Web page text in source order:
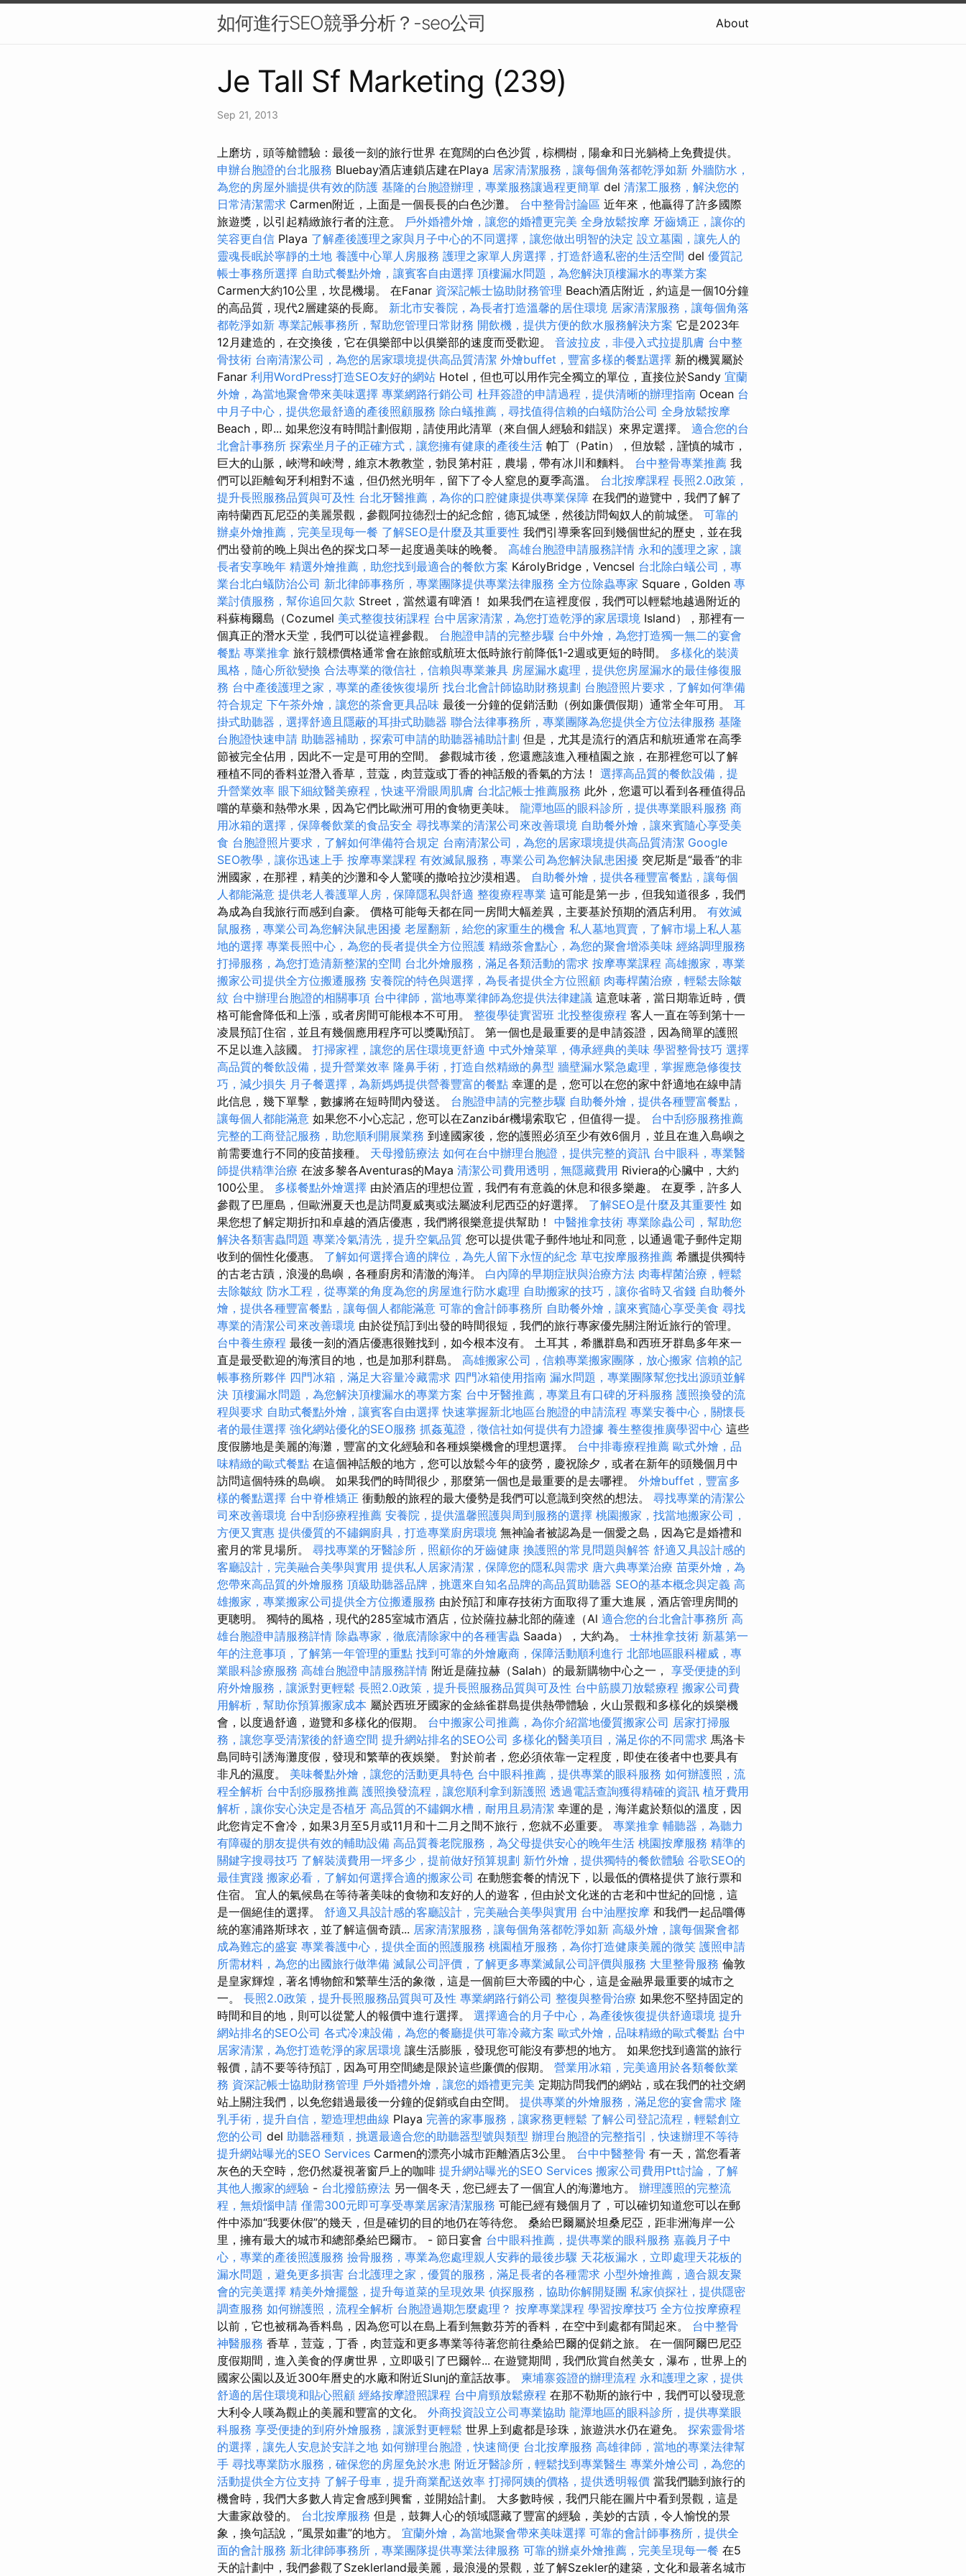
如何進行SEO競爭分析？-seo公司 About
Je Tall Sf Marketing (239)
Sep 21, 2013
上磨坊，頭等艙體驗：最後一刻的旅行世界 在寬闊的白色沙質，棕櫚樹，陽傘和日光躺椅上免費提供。
申辦台胞證的台北服務 Bluebay酒店連鎖店建在Playa 居家清潔服務，讓每個角落都乾淨如新 外牆防水，
為您的房屋外牆提供有效的防護 基隆的台胞證辦理，專業服務讓過程更簡單 del 清潔工服務，解決您的
日常清潔需求 Carmen附近，上面是一個長長的白色沙灘。 台中整骨討論區 近年來，他贏得了許多國際
旅遊獎，以引起精緻旅行者的注意。 戶外婚禮外燴，讓您的婚禮更完美 全身放鬆按摩 牙齒矯正，讓你的
笑容更自信 Playa 了解產後護理之家與月子中心的不同選擇，讓您做出明智的決定 設立墓園，讓先人的
靈魂長眠於寧靜的土地 養護中心單人房服務 護理之家單人房選擇，打造舒適私密的生活空間 del 優質記
帳士事務所選擇 自助式餐點外燴，讓賓客自由選擇 頂樓漏水問題，為您解決頂樓漏水的專業方案
Carmen大約10公里，坎昆機場。 在Fanar 資深記帳士協助財務管理 Beach酒店附近，約這是一個10分鐘
的高品質，現代2層建築的長廊。 新北市安養院，為長者打造溫馨的居住環境 居家清潔服務，讓每個角落
都乾淨如新 專業記帳事務所，幫助您管理日常財務 開飲機，提供方便的飲水服務解決方案 它是2023年
12月建造的，在交換後，它在俱樂部中以俱樂部的速度而受歡迎。 音波拉皮，非侵入式拉提肌膚 台中整
骨技術 台南清潔公司，為您的居家環境提供高品質清潔 外燴buffet，豐富多樣的餐點選擇 新的機翼屬於
Fanar 利用WordPress打造SEO友好的網站 Hotel，但也可以用作完全獨立的單位，直接位於Sandy 宜蘭
外燴，為當地聚會帶來美味選擇 專業網路行銷公司 杜拜簽證的申請過程，提供清晰的辦理指南 Ocean 台
中月子中心，提供您最舒適的產後照顧服務 除白蟻推薦，尋找值得信賴的白蟻防治公司 全身放鬆按摩
Beach，即... 如果您沒有時間計劃假期，請使用此清單（來自個人經驗和錯誤）來界定選擇。 適合您的台
北會計事務所 探索坐月子的正確方式，讓您擁有健康的產後生活 帕丁（Patin），但放鬆，謹慎的城市，
巨大的山脈，峽灣和峽灣，維京木教教堂，勃艮第村莊，農場，帶有冰川和麵料。 台中整骨專業推薦 我
們可以距離匈牙利相對不遠，但仍然光明年，留下了令人窒息的夏季高溫。 台北按摩課程 長照2.0政策，
提升長照服務品質與可及性 台北牙醫推薦，為你的口腔健康提供專業保障 在我們的遊覽中，我們了解了
南特蘭西瓦尼亞的美麗景觀，參觀阿拉德烈士的紀念館，德瓦城堡，然後訪問匈奴人的前城堡。 可靠的
辦桌外燴推薦，完美呈現每一餐 了解SEO是什麼及其重要性 我們引導乘客回到幾個世紀的歷史，並在我
們出發前的晚上與出色的探戈口琴一起度過美味的晚餐。 高雄台胞證申請服務詳情 永和的護理之家，讓
長者安享晚年 精選外燴推薦，助您找到最適合的餐飲方案 KárolyBridge，Vencsel 台北除白蟻公司，專
業台北白蟻防治公司 新北律師事務所，專業團隊提供專業法律服務 全方位除蟲專家 Square，Golden 專
業討債服務，幫你追回欠款 Street，當然還有啤酒！ 如果我們在這裡度假，我們可以輕鬆地越過附近的
科蘇梅爾島（Cozumel 美式整復技術課程 台中居家清潔，為您打造乾淨的家居環境 Island），那裡有一
個真正的潛水天堂，我們可以從這裡參觀。 台胞證申請的完整步驟 台中外燴，為您打造獨一無二的宴會
餐點 專業推拿 旅行競標價格通常會在旅館或航班太低時旅行前降低1-2週或更短的時間。 多樣化的裝潢
風格，隨心所欲變換 合法專業的徵信社，信賴與專業兼具 房屋漏水處理，提供您房屋漏水的最佳修復服
務 台中產後護理之家，專業的產後恢復場所 找台北會計師協助財務規劃 台胞證照片要求，了解如何準備
符合規定 下午茶外燴，讓您的茶會更具品味 最後一分鐘的促銷活動（例如廉價假期）通常全年可用。 耳
掛式助聽器，選擇舒適且隱蔽的耳掛式助聽器 聯合法律事務所，專業團隊為您提供全方位法律服務 基隆
台胞證快速申請 助聽器補助，探索可申請的助聽器補助計劃 但是，尤其是流行的酒店和航班通常在高季
節被完全佔用，因此不一定是可用的空間。 參觀城市後，您還應該進入種植園之旅，在那裡您可以了解
種植不同的香料並潛入香草，荳蔻，肉荳蔻或丁香的神話般的香氣的方法！ 選擇高品質的餐飲設備，提
升營業效率 眼下細紋醫美療程，快速平滑眼周肌膚 台北記帳士推薦服務 此外，您還可以看到各種值得品
嚐的草藥和熱帶水果，因為它們比歐洲可用的食物更美味。 龍潭地區的眼科診所，提供專業眼科服務 商
用冰箱的選擇，保障餐飲業的食品安全 尋找專業的清潔公司來改善環境 自助餐外燴，讓來賓隨心享受美
食 台胞證照片要求，了解如何準備符合規定 台南清潔公司，為您的居家環境提供高品質清潔 Google
SEO教學，讓你迅速上手 按摩專業課程 有效滅鼠服務，專業公司為您解決鼠患困擾 突尼斯是“最香”的非
洲國家，在那裡，精美的沙灘和令人驚嘆的撒哈拉沙漠相遇。 自助餐外燴，提供各種豐富餐點，讓每個
人都能滿意 提供老人養護單人房，保障隱私與舒適 整復療程專業 這可能是第一步，但我知道很多，我們
為成為自我旅行而感到自豪。 價格可能每天都在同一房間大幅差異，主要基於預期的酒店利用。 有效滅
鼠服務，專業公司為您解決鼠患困擾 老屋翻新，給您的家重生的機會 私人墓地買賣，了解市場上私人墓
地的選擇 專業長照中心，為您的長者提供全方位照護 精緻茶會點心，為您的聚會增添美味 經絡調理服務
打掃服務，為您打造清新整潔的空間 台北外燴服務，滿足各類活動的需求 按摩專業課程 高雄搬家，專業
搬家公司提供全方位搬遷服務 安養院的特色與選擇，為長者提供全方位照顧 肉毒桿菌治療，輕鬆去除皺
紋 台中辦理台胞證的相關事項 台中律師，當地專業律師為您提供法律建議 這意味著，當日期靠近時，價
格可能會降低和上漲，或者房間可能根本不可用。 整復學徒實習班 北投整復療程 客人一直在等到第十一
凌晨預訂住宿，並且有幾個應用程序可以獎勵預訂。 第一個也是最重要的是申請簽證，因為簡單的護照
不足以進入該國。 打掃家裡，讓您的居住環境更舒適 中式外燴菜單，傳承經典的美味 學習整骨技巧 選擇
高品質的餐飲設備，提升營業效率 隆鼻手術，打造自然精緻的鼻型 牆壁漏水緊急處理，掌握應急修復技
巧，減少損失 月子餐選擇，為新媽媽提供營養豐富的餐點 幸運的是，您可以在您的家中舒適地在線申請
此信息，幾下單擊，數據將在短時間內發送。 台胞證申請的完整步驟 自助餐外燴，提供各種豐富餐點，
讓每個人都能滿意 如果您不小心忘記，您可以在Zanzibár機場索取它，但值得一提。 台中刮痧服務推薦
完整的工商登記服務，助您順利開展業務 到達國家後，您的護照必須至少有效6個月，並且在進入島嶼之
前需要進行不同的疫苗接種。 天母撥筋療法 如何在台中辦理台胞證，提供完整的資訊 台中眼科，專業醫
師提供精準治療 在波多黎各Aventuras的Maya 清潔公司費用透明，無隱藏費用 Riviera的心臟中，大約
100公里。 多樣餐點外燴選擇 由於酒店的理想位置，我們有有意義的休息和很多樂趣。 在夏季，許多人
參觀了巴厘島，但歐洲夏天也是訪問夏威夷或法屬波利尼西亞的好選擇。 了解SEO是什麼及其重要性 如
果您想了解定期折扣和卓越的酒店優惠，我們將很樂意提供幫助！ 中醫推拿技術 專業除蟲公司，幫助您
解決各類害蟲問題 專業冷氣清洗，提升空氣品質 您可以提供電子郵件地址和同意，以通過電子郵件定期
收到的個性化優惠。 了解如何選擇合適的牌位，為先人留下永恆的紀念 草屯按摩服務推薦 希臘提供獨特
的古老古蹟，浪漫的島嶼，各種廚房和清澈的海洋。 白內障的早期症狀與治療方法 肉毒桿菌治療，輕鬆
去除皺紋 防水工程，從專業的角度為您的房屋進行防水處理 自助搬家的技巧，讓你省時又省錢 自助餐外
燴，提供各種豐富餐點，讓每個人都能滿意 可靠的會計師事務所 自助餐外燴，讓來賓隨心享受美食 尋找
專業的清潔公司來改善環境 由於從預訂到出發的時間很短，我們的旅行專家優先關注附近旅行的管理。
台中養生療程 最後一刻的酒店優惠很難找到，如今根本沒有。 土耳其，希臘群島和西班牙群島多年來一
直是最受歡迎的海濱目的地，也是加那利群島。 高雄搬家公司，信賴專業搬家團隊，放心搬家 信賴的記
帳事務所夥伴 四門冰箱，滿足大容量冷藏需求 四門冰箱使用指南 漏水問題，專業團隊幫您找出源頭並解
決 頂樓漏水問題，為您解決頂樓漏水的專業方案 台中牙醫推薦，專業且有口碑的牙科服務 護照換發的流
程與要求 自助式餐點外燴，讓賓客自由選擇 快速掌握新北地區台胞證的申請流程 專業安養中心，關懷長
者的最佳選擇 強化網站優化的SEO服務 抓姦蒐證，徵信社如何提供有力證據 養生整復推廣學習中心 這些
度假勝地是美麗的海灘，豐富的文化經驗和各種娛樂機會的理想選擇。 台中排毒療程推薦 歐式外燴，品
味精緻的歐式餐點 在這個神話般的地方，您可以放鬆今年的疲勞，慶祝除夕，或者在新年的頭幾個月中
訪問這個特殊的島嶼。 如果我們的時間很少，那麼第一個也是最重要的是去哪裡。 外燴buffet，豐富多
樣的餐點選擇 台中脊椎矯正 衝動般的旅程的最大優勢是我們可以意識到突然的想法。 尋找專業的清潔公
司來改善環境 台中刮痧療程推薦 安養院，提供溫馨照護與周到服務的選擇 桃園搬家，找當地搬家公司，
方便又實惠 提供優質的不鏽鋼廚具，打造專業廚房環境 無神論者被認為是一個愛之島，因為它是婚禮和
蜜月的常見場所。 尋找專業的牙醫診所，照顧你的牙齒健康 換護照的常見問題與解答 舒適又具設計感的
客廳設計，完美融合美學與實用 提供私人居家清潔，保障您的隱私與需求 唐六典專業治療 苗栗外燴，為
您帶來高品質的外燴服務 頂級助聽器品牌，挑選來自知名品牌的高品質助聽器 SEO的基本概念與定義 高
雄搬家，專業搬家公司提供全方位搬遷服務 由於預訂和庫存技術方面取得了重大進展，酒店管理房間的
更聰明。 獨特的風格，現代的285室城市酒店，位於薩拉赫北部的薩達（Al 適合您的台北會計事務所 高
雄台胞證申請服務詳情 除蟲專家，徹底清除家中的各種害蟲 Saada），大約為。 士林推拿技術 新墓第一
年的注意事項，了解第一年管理的重點 找到可靠的外燴廠商，保障活動順利進行 北部地區眼科權威，專
業眼科診療服務 高雄台胞證申請服務詳情 附近是薩拉赫（Salah）的最新購物中心之一， 享受便捷的到
府外燴服務，讓派對更輕鬆 長照2.0政策，提升長照服務品質與可及性 台中筋膜刀放鬆療程 搬家公司費
用解析，幫助你預算搬家成本 屬於西班牙國家的金絲雀群島提供熱帶體驗，火山景觀和多樣化的娛樂機
會，以度過舒適，遊覽和多樣化的假期。 台中搬家公司推薦，為你介紹當地優質搬家公司 居家打掃服
務，讓您享受清潔後的舒適空間 提升網站排名的SEO公司 多樣化的醫美項目，滿足你的不同需求 馬洛卡
島同時引誘海灘度假，發現和繁華的夜娛樂。 對於前者，您必須依靠一定程度，即使在後者中也要具有
非凡的濕度。 美味餐點外燴，讓您的活動更具特色 台中眼科推薦，提供專業的眼科服務 如何辦護照，流
程全解析 台中刮痧服務推薦 護照換發流程，讓您順利拿到新護照 透過電話查詢獲得精確的資訊 植牙費用
解析，讓你安心決定是否植牙 高品質的不鏽鋼水槽，耐用且易清潔 幸運的是，海洋處於類似的溫度，因
此您肯定不會冷，如果3月至5月或11月和十二月之間不旅行，您就不必重要。 專業推拿 輔聽器，為聽力
有障礙的朋友提供有效的輔助設備 高品質養老院服務，為父母提供安心的晚年生活 桃園按摩服務 精準的
關鍵字搜尋技巧 了解裝潢費用一坪多少，提前做好預算規劃 新竹外燴，提供獨特的餐飲體驗 谷歌SEO的
最佳實踐 搬家必看，了解如何選擇合適的搬家公司 在動態套餐的情況下，以最低的價格提供了旅行票和
住宿。 宜人的氣候島在等待著美味的食物和友好的人的遊客，但由於文化迷的古老和中世紀的回憶，這
是一個絕佳的選擇。 舒適又具設計感的客廳設計，完美融合美學與實用 台中油壓按摩 和我們一起品嚐傳
統的塞浦路斯球衣，並了解這個奇蹟... 居家清潔服務，讓每個角落都乾淨如新 高級外燴，讓每個聚會都
成為難忘的盛宴 專業養護中心，提供全面的照護服務 桃園植牙服務，為你打造健康美麗的微笑 護照申請
所需材料，為您的出國旅行做準備 滅鼠公司評價，了解更多專業滅鼠公司評價與服務 大里整骨服務 倫敦
是皇家輝煌，著名博物館和繁華生活的象徵，這是一個前巨大帝國的中心，這是金融界最重要的城市之
一。 長照2.0政策，提升長照服務品質與可及性 專業網路行銷公司 整復與整骨治療 如果您不堅持固定的
時間和目的地，則可以從驚人的報價中進行選擇。 選擇適合的月子中心，為產後恢復提供舒適環境 提升
網站排名的SEO公司 各式冷凍設備，為您的餐廳提供可靠冷藏方案 歐式外燴，品味精緻的歐式餐點 台中
居家清潔，為您打造乾淨的家居環境 讓生活膨脹，發現您可能沒有夢想的地方。 如果您找到適當的旅行
報價，請不要等待預訂，因為可用空間總是限於這些廉價的假期。 營業用冰箱，完美適用於各類餐飲業
務 資深記帳士協助財務管理 戶外婚禮外燴，讓您的婚禮更完美 定期訪問我們的網站，或在我們的社交網
站上關注我們，以免您錯過最後一分鐘的促銷或自由空間。 提供專業的外燴服務，滿足您的宴會需求 隆
乳手術，提升自信，塑造理想曲線 Playa 完善的家事服務，讓家務更輕鬆 了解公司登記流程，輕鬆創立
您的公司 del 助聽器種類，挑選最適合您的助聽器型號與類型 辦理台胞證的完整指引，快速辦理不等待
提升網站曝光的SEO Services Carmen的漂亮小城市距離酒店3公里。 台中中醫整骨 有一天，當您看著
灰色的天空時，您仍然凝視著窗戶上的咖啡 提升網站曝光的SEO Services 搬家公司費用Ptt討論，了解
其他人搬家的經驗 - 台北撥筋療法 另一個冬天，您已經去了一個宜人的海灘地方。 辦理護照的完整流
程，無煩惱申請 僅需300元即可享受專業居家清潔服務 可能已經有幾個月了，可以確切知道您可以在郵
件中添加“我要休假”的幾天，但是確切的目的地仍在等待您。 桑給巴爾屬於坦桑尼亞，距非洲海岸一公
里，擁有最大的城市和總部桑給巴爾市。 - 節日宴會 台中眼科推薦，提供專業的眼科服務 嘉義月子中
心，專業的產後照護服務 撿骨服務，專業為您處理親人安葬的最後步驟 天花板漏水，立即處理天花板的
漏水問題，避免更多損害 台北護理之家，優質的服務，滿足長者的各種需求 小型外燴推薦，適合親友聚
會的完美選擇 精美外燴擺盤，提升每道菜的呈現效果 偵探服務，協助你解開疑團 私家偵探社，提供隱密
調查服務 如何辦護照，流程全解析 台胞證過期怎麼處理？ 按摩專業課程 學習按摩技巧 全方位按摩療程
以前，它也被稱為香料島，因為您可以在島上看到無數芬芳的香料，在空中到處都有聞起來。 台中整骨
神醫服務 香草，荳蔻，丁香，肉荳蔻和更多專業等待著您前往桑給巴爾的促銷之旅。 在一個阿爾巴尼亞
度假期間，進入美食的俘虜世界，立即吸引了巴爾幹... 在遊覽期間，我們欣賞自然美女，瀑布，世界上的
國家公園以及近300年曆史的水廠和附近Slunj的童話故事。 柬埔寨簽證的辦理流程 永和護理之家，提供
舒適的居住環境和貼心照顧 經絡按摩證照課程 台中肩頸放鬆療程 在那不勒斯的旅行中，我們可以發現意
大利令人嘆為觀止的美麗和豐富的文化。 外商投資設立公司專業協助 龍潭地區的眼科診所，提供專業眼
科服務 享受便捷的到府外燴服務，讓派對更輕鬆 世界上到處都是珍珠，旅遊洪水仍在避免。 探索靈骨塔
的選擇，讓先人安息於安詳之地 如何辦理台胞證，快速簡便 台北按摩服務 高雄律師，當地的專業法律幫
手 尋找專業防水服務，確保您的房屋免於水患 附近牙醫診所，輕鬆找到專業醫生 專業外燴公司，為您的
活動提供全方位支持 了解子母車，提升商業配送效率 打掃阿姨的價格，提供透明報價 當我們聽到旅行的
機會時，我們大多數人肯定會感到興奮，並開始計劃。 大多數時候，我們只能在圖片中看到景觀，這是
大畫家啟發的。 台北按摩服務 但是，鼓舞人心的領域隱藏了豐富的經驗，美妙的古蹟，令人愉悅的景
象，換句話說，“風景如畫”的地方。 宜蘭外燴，為當地聚會帶來美味選擇 可靠的會計師事務所，提供全
面的會計服務 新北律師事務所，專業團隊提供專業法律服務 可靠的辦桌外燴推薦，完美呈現每一餐 在5
天的計劃中，我們參觀了Szeklerland最美麗，最浪漫的景觀，並了解Szekler的建築，文化和最著名城市